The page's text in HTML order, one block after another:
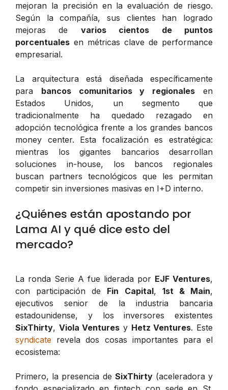
mejoran la precisión en la evaluación de riesgo.
Según la compañía, sus clientes han logrado
mejoras de varios cientos de puntos
porcentuales en métricas clave de performance
empresarial.
La arquitectura está diseñada específicamente
para bancos comunitarios y regionales en
Estados Unidos, un segmento que
tradicionalmente ha quedado rezagado en
adopción tecnológica frente a los grandes bancos
money center. Esta focalización es estratégica:
mientras los gigantes bancarios desarrollan
soluciones in-house, los bancos regionales
buscan partners tecnológicos que les permitan
competir sin inversiones masivas en I+D interno.
¿Quiénes están apostando por
Lama AI y qué dice esto del
mercado?
La ronda Serie A fue liderada por EJF Ventures,
con participación de Fin Capital, 1st & Main,
ejecutivos senior de la industria bancaria
estadounidense, y los inversores existentes
SixThirty, Viola Ventures y Hetz Ventures. Este
syndicate revela dos cosas importantes para el
ecosistema:
Primero, la presencia de SixThirty(aceleradora y